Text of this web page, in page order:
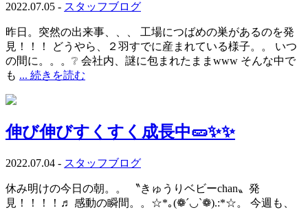
2022.07.05 - スタッフブログ
昨日。突然の出来事、、、 工場につばめの巣があるのを発
見！！！ どうやら、２羽すでに産まれている様子。。 いつ
の間に。。。❔ 会社内、謎に包まれたままwww そんな中で
も ... 続きを読む
伸び伸びすくすく成長中🥒✨✨
2022.07.04 - スタッフブログ
休み明けの今日の朝。。 〝きゅうりベビーchan〟発
見！！！！♬ 感動の瞬間。。☆*｡(❁´◡`❁).:*☆。 今週も、